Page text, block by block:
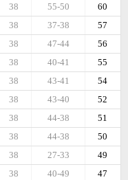
60
55-50
38
57
37-38
38
56
47-44
38
55
40-41
38
54
43-41
38
52
43-40
38
51
44-38
38
50
44-38
38
49
27-33
38
47
40-49
38